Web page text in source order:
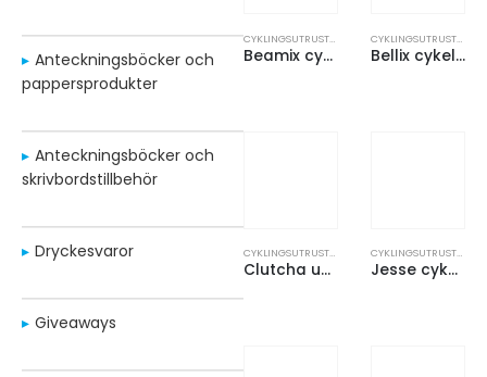
Anteckningsböcker och
pappersprodukter
Anteckningsböcker och
skrivbordstillbehör
Dryckesvaror
Giveaways
CYKLINGSUTRUSTNING SPORT OCH FRITID
Beamix cykelbelysningsset
CYKLINGSUTRUSTNING
Bellix cykelringklocka
CYKLINGSUTRUSTNING SPORT OCH FRITID
Clutcha universalhållare för telefon
CYKLINGSUTRUSTNING
Jesse cykelsadelöverdrag av återvunnen PET